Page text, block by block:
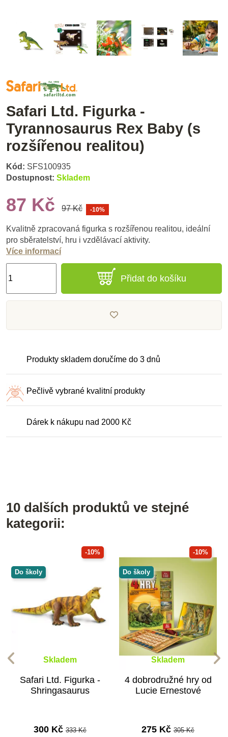
Safari Ltd. Figurka -
Tyrannosaurus Rex Baby (s
rozšířenou realitou)
Kód: SFS100935
Dostupnost: Skladem
87 Kč 97 Kč -10%
Kvalitně zpracovaná figurka s rozšířenou realitou, ideální
pro sběratelství, hru i vzdělávací aktivity.
Více informací
Přidat do košíku
Produkty skladem doručíme do 3 dnů
Pečlivě vybrané kvalitní produkty
Dárek k nákupu nad 2000 Kč
10 dalších produktů ve stejné
kategorii:
-10%
Do školy
Skladem
Safari Ltd. Figurka -
Shringasaurus
300 Kč 333 Kč
-10%
Do školy
Skladem
4 dobrodružné hry od
Lucie Ernestové
275 Kč 305 Kč